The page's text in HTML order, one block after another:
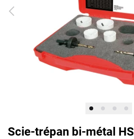
Scie-trépan bi-métal